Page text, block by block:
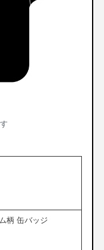
柄 缶バッジ